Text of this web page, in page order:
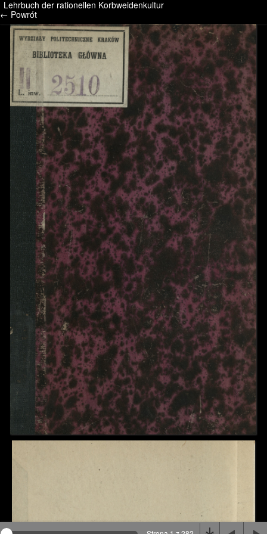
/* */ /* */ /* pliki_strona_po_stronie */
Lehrbuch der rationellen Korbweidenkultur
← Powrót
Na stronie wykorzystywane są pliki cookie, bądź
podobne rozwiązania. Aby poznać szczegóły zapoznaj
Rozumiem